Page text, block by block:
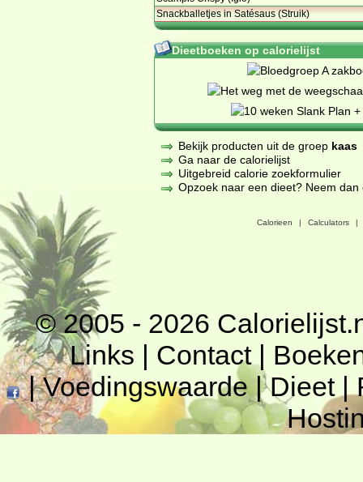
Snackballetjes in Satésaus (Struik)
Dieetboeken op calorielijst
Bekijk producten uit de groep kaas
Ga naar de calorielijst
Uitgebreid calorie zoekformulier
Opzoek naar een dieet? Neem
Calorieen | Calculators |
© 2005 - 2026
Links | Contact|
|Voedingswaarde|Dieet|